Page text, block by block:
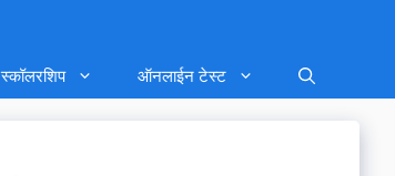
स्कॉलरशिप ऑनलाईन टेस्ट